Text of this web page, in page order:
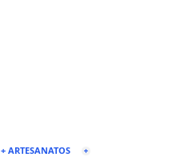
+ ARTESANATOS